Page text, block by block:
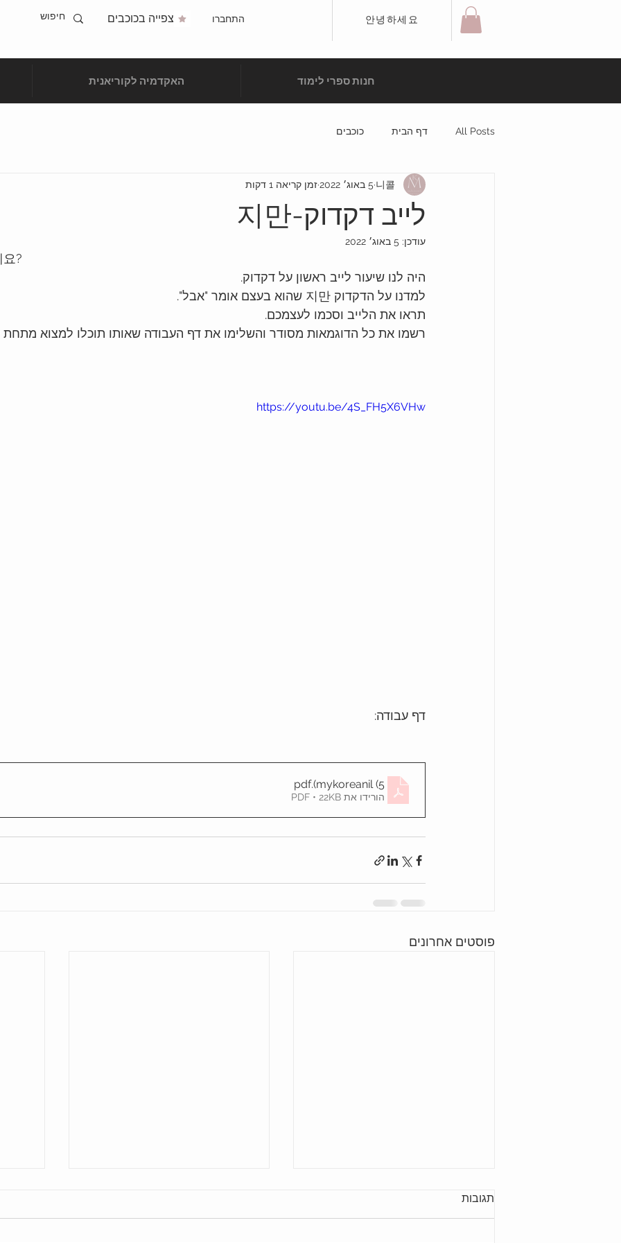
צפייה בכוכבים התחברו 안녕하세요
האקדמיה לקוריאנית חנות ספרי לימוד
All Posts דף הבית כוכבים
לייב דקדוק-지만
니콜 5 באוג׳ 2022 זמן קריאה 1 דקות
עודכן: 5 באוג׳ 2022
?
היה לנו שיעור לייב ראשון על דקדוק.
למדנו על הדקדוק 지만 שהוא בעצם אומר "אבל".
תראו את הלייב וסכמו לעצמכם.
רשמו את כל הדוגמאות מסודר והשלימו את דף העבודה שאותו תוכלו למצוא מתחת
https://youtu.be/4S_FH5X6VHw
דף עבודה:
mykoreanil (5)
.pdf
הורידו את PDF • 22KB
פוסטים אחרונים
תגובות